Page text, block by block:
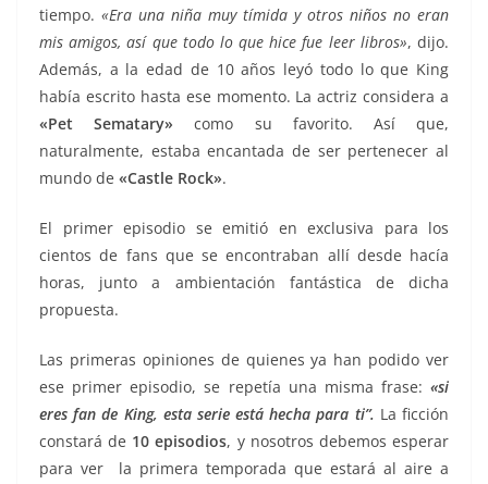
tiempo. «Era una niña muy tímida y otros niños no eran
mis amigos, así que todo lo que hice fue leer libros», dijo.
Además, a la edad de 10 años leyó todo lo que King
había escrito hasta ese momento. La actriz considera a
«Pet Sematary» como su favorito. Así que,
naturalmente, estaba encantada de ser pertenecer al
mundo de «Castle Rock».
El primer episodio se emitió en exclusiva para los
cientos de fans que se encontraban allí desde hacía
horas, junto a ambientación fantástica de dicha
propuesta.
Las primeras opiniones de quienes ya han podido ver
ese primer episodio, se repetía una misma frase: «si
eres fan de King, esta serie está hecha para ti”. La ficción
constará de 10 episodios, y nosotros debemos esperar
para ver la primera temporada que estará al aire a